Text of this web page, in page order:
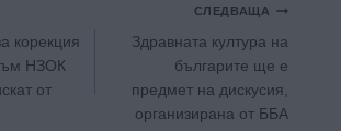
корекция
НЗОК
от
СЛЕДВАЩА
Здравната култура на
българите ще е
предмет на дискусия,
организирана от ББА